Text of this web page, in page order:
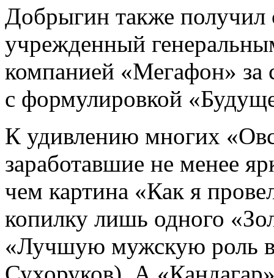
Добрыгин также получил
учрежденный
компанией «Мегафон» за
с формулировкой
К удивлению многих
заработавшие не менее
чем картина «Как я
копилку лишь одного
«Лучшую мужскую роль